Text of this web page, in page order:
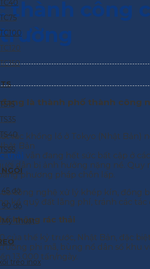
độ
90 độ
Mỹ Thuật
treo inox
thành công
là thành phố thành công
rác khổng lồ ở Tokyo (Nhật Bản)
thải vẫn đang hết sức bất cập ở
dân bị ảnh hưởng nặng nề.
phương pháp chôn lấp.
công nghệ xử lý khép kín, đồng
kể quỹ đất lãng phí, tránh các
không rác thải
của thế kỷ trước, Nhật Bản, đặc
phi mã, bùng nổ dân số khu
13.000 tấn/ngày.